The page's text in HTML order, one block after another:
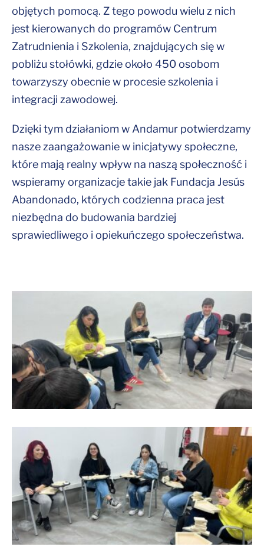
objętych pomocą. Z tego powodu wielu z nich
jest kierowanych do programów Centrum
Zatrudnienia i Szkolenia, znajdujących się w
pobliżu stołówki, gdzie około 450 osobom
towarzyszy obecnie w procesie szkolenia i
integracji zawodowej.
Dzięki tym działaniom w Andamur potwierdzamy
nasze zaangażowanie w inicjatywy społeczne,
które mają realny wpływ na naszą społeczność i
wspieramy organizacje takie jak Fundacja Jesús
Abandonado, których codzienna praca jest
niezbędna do budowania bardziej
sprawiedliwego i opiekuńczego społeczeństwa.